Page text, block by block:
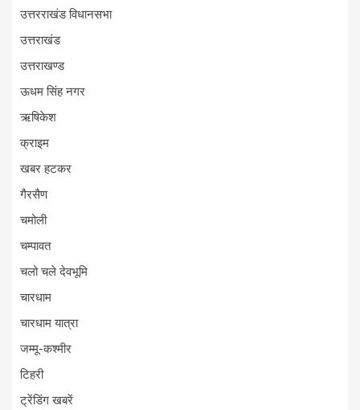
उत्तरराखंड विधानसभा
उत्तराखंड
उत्तराखण्ड
ऊधम सिंह नगर
ऋषिकेश
क्राइम
खबर हटकर
गैरसैण
चमोली
चम्पावत
चलो चले देवभूमि
चारधाम
चारधाम यात्रा
जम्मू-कश्मीर
टिहरी
ट्रेंडिंग खबरें